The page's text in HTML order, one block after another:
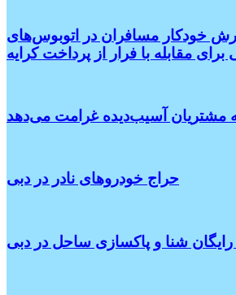
خودکار مسافران در اتوبوس‌های
برای مقابله با فرار از پرداخت کرایه
مشتریان آسیب‌دیده غرامت می‌دهد
حراج خودروهای نادر در دبی
شنا و پاکسازی ساحل در دبی